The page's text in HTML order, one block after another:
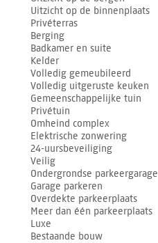
Uitzicht op de binnenplaats
Privéterras
Berging
Badkamer en suite
Kelder
Volledig gemeubileerd
Volledig uitgeruste keuken
Gemeenschappelijke tuin
Privétuin
Omheind complex
Elektrische zonwering
24-uursbeveiliging
Veilig
Ondergrondse parkeergarage
Garage parkeren
Overdekte parkeerplaats
Meer dan één parkeerplaats
Luxe
Bestaande bouw